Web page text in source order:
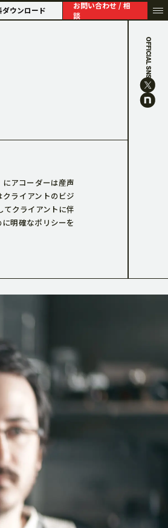
ダウンロード
お問い合わせ / 相
談
ムページ制作
アコーダーは産声
ライアントのビジ
てクライアントに伴
明確なポリシーを
OFFICIAL SNS